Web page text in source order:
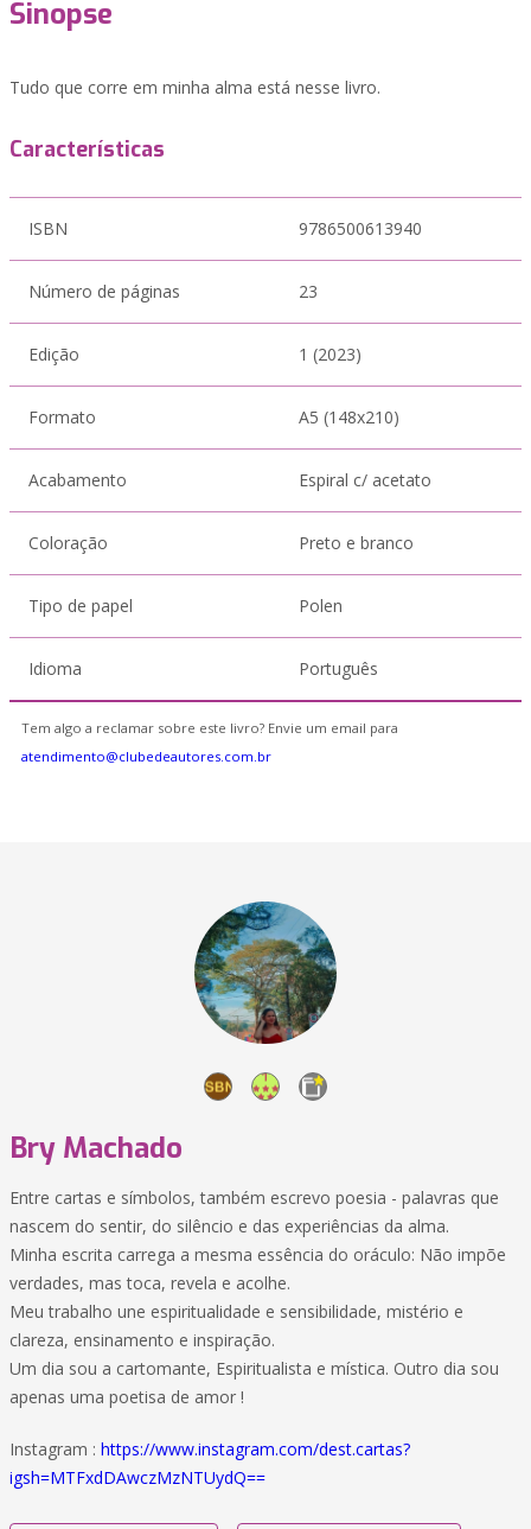
Sinopse
Tudo que corre em minha alma está nesse livro.
Características
ISBN 9786500613940
Número de páginas 23
Edição 1 (2023)
Formato A5 (148x210)
Acabamento Espiral c/ acetato
Coloração Preto e branco
Tipo de papel Polen
Idioma Português
Tem algo a reclamar sobre este livro? Envie um email para
atendimento@clubedeautores.com.br
Bry Machado
Entre cartas e símbolos, também escrevo poesia - palavras que
nascem do sentir, do silêncio e das experiências da alma.
Minha escrita carrega a mesma essência do oráculo: Não impõe
verdades, mas toca, revela e acolhe.
Meu trabalho une espiritualidade e sensibilidade, mistério e
clareza, ensinamento e inspiração.
Um dia sou a cartomante, Espiritualista e mística. Outro dia sou
apenas uma poetisa de amor !
Instagram : https://www.instagram.com/dest.cartas?
igsh=MTFxdDAwczMzNTUydQ==